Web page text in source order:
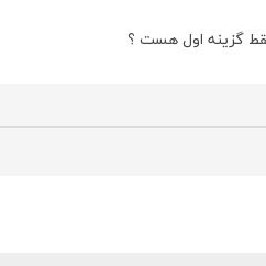
گزینه اول هست ؟